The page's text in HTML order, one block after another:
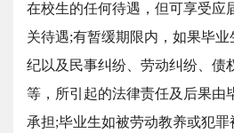
在校生的任何待遇，但可享受应
关待遇;有暂缓期限内，如果毕业
纪以及民事纠纷、劳动纠纷、债
等，所引起的法律责任及后果由
承担;毕业生如被劳动教养或犯罪